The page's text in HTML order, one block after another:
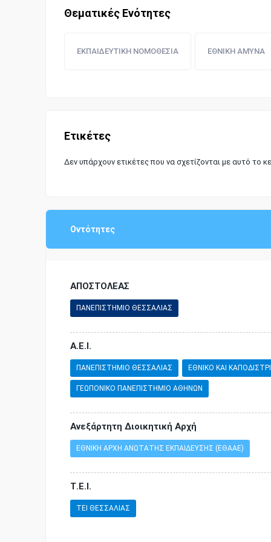
Θεματικές Ενότητες
ΕΚΠΑΙΔΕΥΤΙΚΗ ΝΟΜΟΘΕΣΙΑ ΕΘΝΙΚΗ ΑΜΥΝΑ
Ετικέτες
Δεν υπάρχουν ετικέτες που να σχετίζονται με αυτό το
Οντότητες
ΑΠΟΣΤΟΛΕΑΣ
ΠΑΝΕΠΙΣΤΗΜΙΟ ΘΕΣΣΑΛΙΑΣ
Α.Ε.Ι.
ΠΑΝΕΠΙΣΤΗΜΙΟ ΘΕΣΣΑΛΙΑΣ ΕΘΝΙΚΟ ΚΑΙ
ΓΕΩΠΟΝΙΚΟ ΠΑΝΕΠΙΣΤΗΜΙΟ ΑΘΗΝΩΝ
Ανεξάρτητη Διοικητική Αρχή
ΕΘΝΙΚΗ ΑΡΧΗ ΑΝΩΤΑΤΗΣ ΕΚΠΑΙΔΕΥΣΗΣ (ΕΘΑΑΕ)
Τ.Ε.Ι.
ΤΕΙ ΘΕΣΣΑΛΙΑΣ